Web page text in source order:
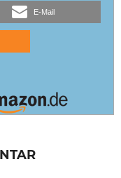
E-Mail